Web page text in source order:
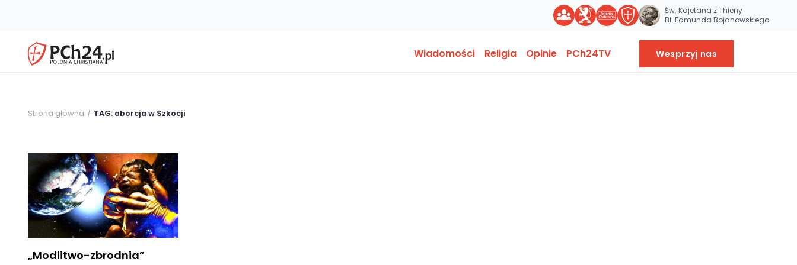
Św. Kajetana z Thieny
Bł. Edmunda Bojanowskiego
Wiadomości Religia Opinie PCh24TV Wesprzyj nas
Strona główna TAG: aborcja w Szkocji
„Modlitwo-zbrodnia”